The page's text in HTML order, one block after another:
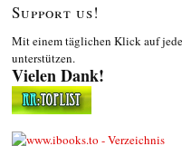
Support us!
Mit einem täglichen Klick auf
unterstützen.
Vielen Dank!